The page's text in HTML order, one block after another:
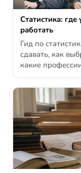
Статистика:
работать
Гид по
сдавать, как
какие